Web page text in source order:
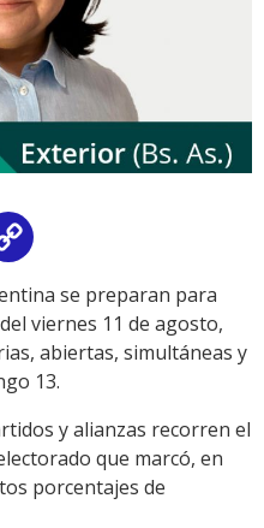
Linkse preparan para
viernes 11 de agosto,
abiertas, simultáneas y
13.
y alianzas recorren el
que marcó, en
porcentajes de